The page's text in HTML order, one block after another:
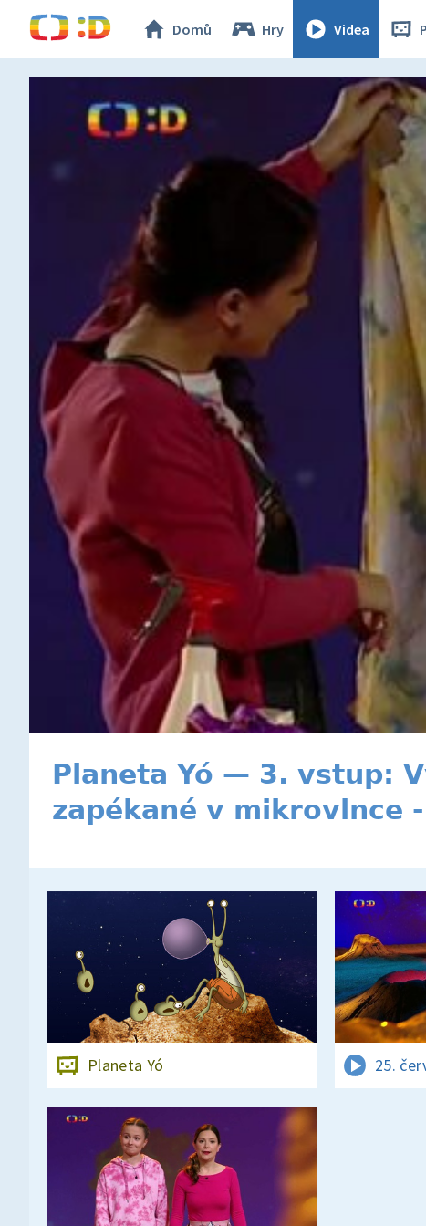
Domů Hry Videa
Planeta Yó — 3. vstup:
zapékané v mikrovlnce
Planeta Yó 25.